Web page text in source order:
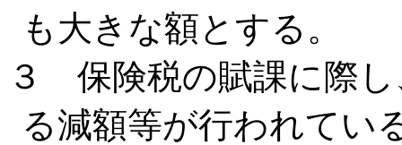
も大きな額とする。
３ 保険税の賦課に際し
る減額等が行われてい